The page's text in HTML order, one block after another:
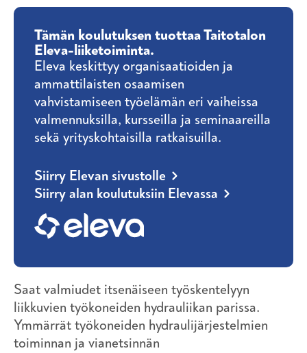
Tämän koulutuksen tuottaa Taitotalon
Eleva-liiketoiminta.
Eleva keskittyy organisaatioiden ja
ammattilaisten osaamisen
vahvistamiseen työelämän eri vaiheissa
valmennuksilla, kursseilla ja seminaareilla
sekä yrityskohtaisilla ratkaisuilla.
Siirry Elevan sivustolle
Siirry alan koulutuksiin Elevassa
Saat valmiudet itsenäiseen työskentelyyn
liikkuvien työkoneiden hydrauliikan parissa.
Ymmärrät työkoneiden hydraulijärjestelmien
toiminnan ja vianetsinnän